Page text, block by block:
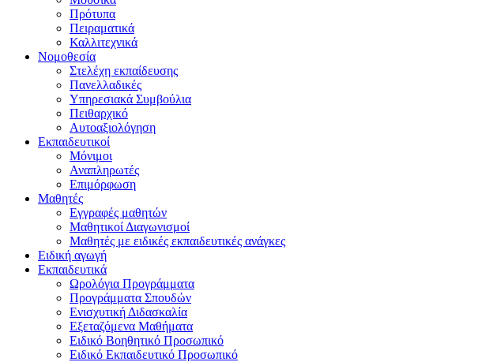
Πρότυπα
Πειραματικά
Καλλιτεχνικά
Νομοθεσία
Στελέχη εκπαίδευσης
Πανελλαδικές
Υπηρεσιακά Συμβούλια
Πειθαρχικό
Αυτοαξιολόγηση
Εκπαιδευτικοί
Μόνιμοι
Αναπληρωτές
Επιμόρφωση
Μαθητές
Εγγραφές μαθητών
Μαθητικοί Διαγωνισμοί
Μαθητές με ειδικές εκπαιδευτικές ανάγκες
Ειδική αγωγή
Εκπαιδευτικά
Ωρολόγια Προγράμματα
Προγράμματα Σπουδών
Ενισχυτική Διδασκαλία
Εξεταζόμενα Μαθήματα
Ειδικό Βοηθητικό Προσωπικό
Ειδικό Εκπαιδευτικό Προσωπικό